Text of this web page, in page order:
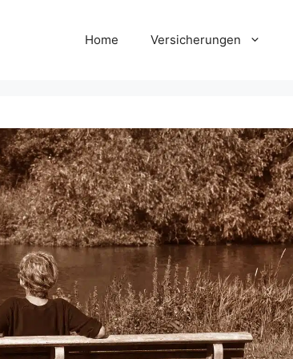
Home Versicherungen